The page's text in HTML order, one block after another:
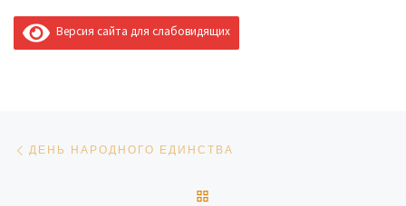
Версия сайта для слабовидящих
Навигация по записям
ДЕНЬ НАРОДНОГО ЕДИНСТВА